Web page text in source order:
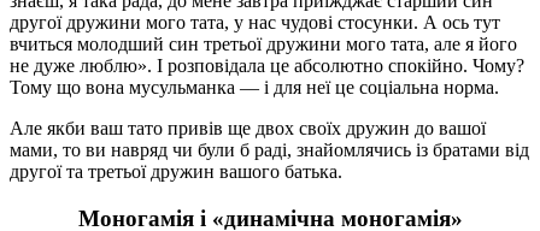
другої дружини мого тата, у нас чудові стосунки. А ось тут
вчиться молодший син третьої дружини мого тата, але я його
не дуже люблю». І розповідала це абсолютно спокійно. Чому?
Тому що вона мусульманка — і для неї це соціальна норма.
Але якби ваш тато привів ще двох своїх дружин до вашої
мами, то ви навряд чи були б раді, знайомлячись із братами від
другої та третьої дружин вашого батька.
Моногамія і «динамічна моногамія»